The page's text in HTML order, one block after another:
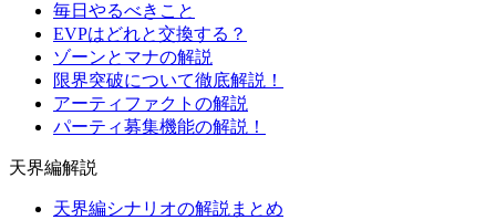
毎日やるべきこと
EVPはどれと交換する？
ゾーンとマナの解説
限界突破について徹底解説！
アーティファクトの解説
パーティ募集機能の解説！
天界編解説
天界編シナリオの解説まとめ